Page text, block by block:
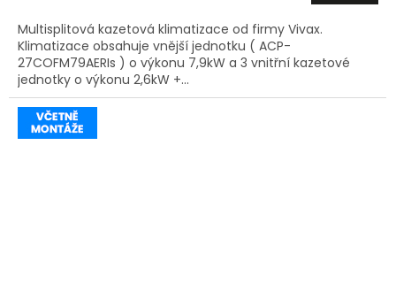
A
Multisplitová kazetová klimatizace od firmy Vivax.
Klimatizace obsahuje vnější jednotku ( ACP-
27COFM79AERIs ) o výkonu 7,9kW a 3 vnitřní kazetové
jednotky o výkonu 2,6kW +...